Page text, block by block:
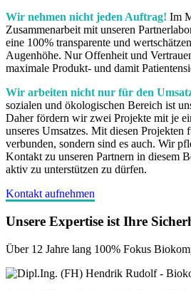
Wir nehmen nicht jeden Auftrag! Im
Zusammenarbeit mit unseren
eine 100% transparente und
Augenhöhe. Nur Offenheit und
maximale Produkt- und damit
Wir arbeiten nicht nur für den
sozialen und ökologischen Bereich ist
Daher fördern wir zwei Projekte mit je
unseres Umsatzes. Mit diesen
verbunden, sondern sind es auch. Wir
Kontakt zu unseren Partnern in diesem
aktiv zu unterstützen zu dürfen.
Kontakt aufnehmen
Unsere Expertise ist Ihre
Über 12 Jahre lang 100% Fokus